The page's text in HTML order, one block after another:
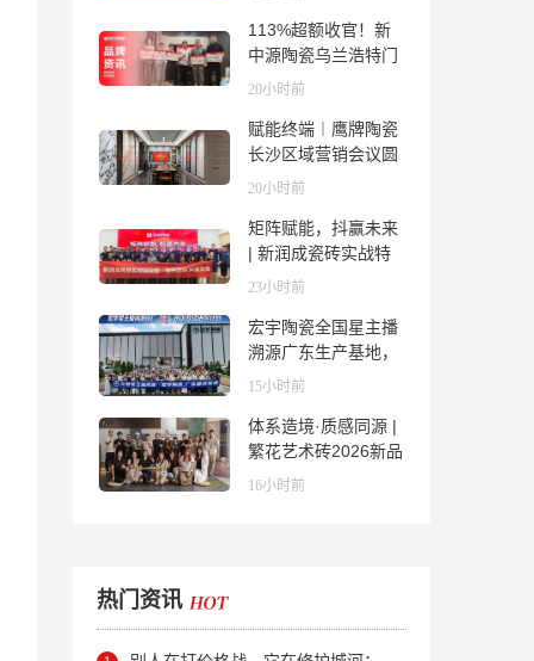
过；蒙娜丽莎5千万
回购股份；建霖家居
海外产能突破18亿元
113%超额收官！新
中源陶瓷乌兰浩特门
店周年活动圆满落幕
20小时前
赋能终端︱鹰牌陶瓷
长沙区域营销会议圆
满举行，共探渠道拓
20小时前
矩阵赋能，抖赢未来
| 新润成瓷砖实战特
训营成功举办，吹响
号！
23小时前
宏宇陶瓷全国星主播
溯源广东生产基地，
进阶ROI长效变现新
15小时前
体系造境·质感同源 |
繁花艺术砖2026新品
发布媒体见面会圆满
16小时前
热门资讯